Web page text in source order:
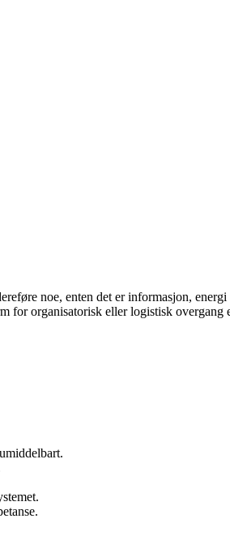
noe, enten det er informasjon,
for organisatorisk eller logistisk overgang